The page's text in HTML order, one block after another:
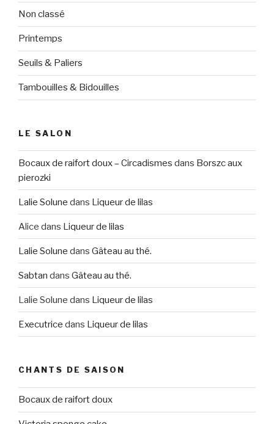
Non classé
Printemps
Seuils & Paliers
Tambouilles & Bidouilles
LE SALON
Bocaux de raifort doux – Circadismes dans Borszc aux
pierozki
Lalie Solune dans Liqueur de lilas
Alice dans Liqueur de lilas
Lalie Solune dans Gâteau au thé.
Sabtan dans Gâteau au thé.
Lalie Solune dans Liqueur de lilas
Executrice dans Liqueur de lilas
CHANTS DE SAISON
Bocaux de raifort doux